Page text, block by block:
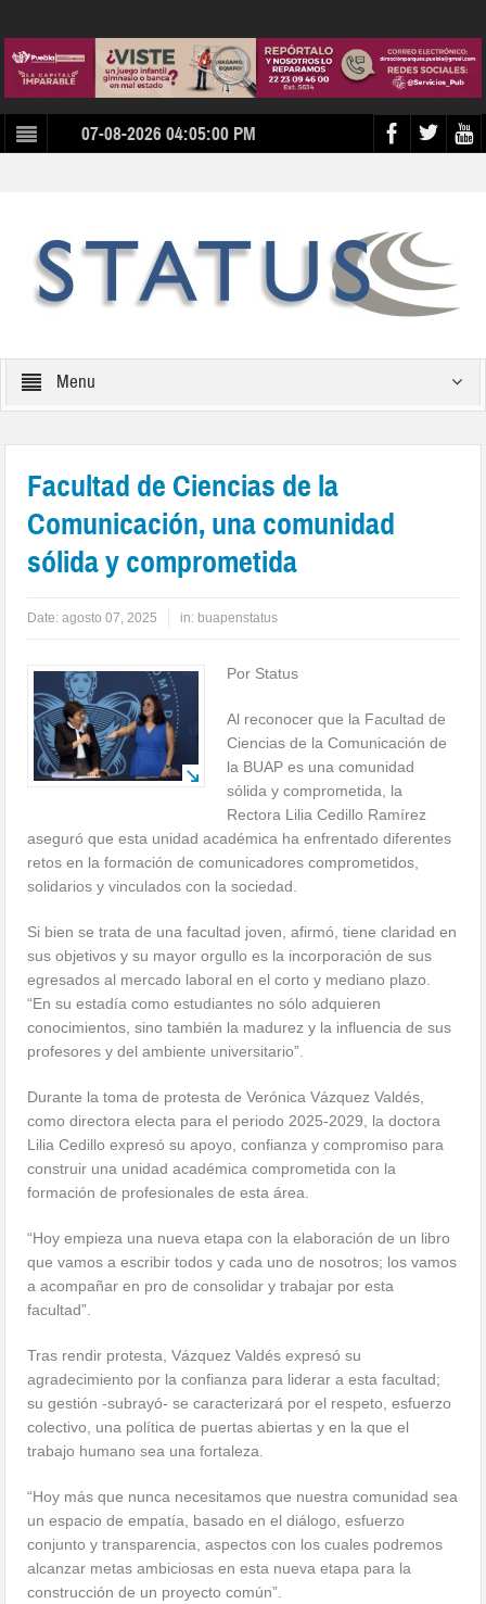
07-08-2026 04:05:00 PM
Menu
Facultad de Ciencias de la
Comunicación, una comunidad
sólida y comprometida
Date:agosto 07, 2025 in: buapenstatus
Por Status
Al reconocer que la Facultad de
Ciencias de la Comunicación de
la BUAP es una comunidad
sólida y comprometida, la
Rectora Lilia Cedillo Ramírez
aseguró que esta unidad académica ha enfrentado diferentes
retos en la formación de comunicadores comprometidos,
solidarios y vinculados con la sociedad.
Si bien se trata de una facultad joven, afirmó, tiene claridad en
sus objetivos y su mayor orgullo es la incorporación de sus
egresados al mercado laboral en el corto y mediano plazo.
“En su estadía como estudiantes no sólo adquieren
conocimientos, sino también la madurez y la influencia de sus
profesores y del ambiente universitario”.
Durante la toma de protesta de Verónica Vázquez Valdés,
como directora electa para el periodo 2025-2029, la doctora
Lilia Cedillo expresó su apoyo, confianza y compromiso para
construir una unidad académica comprometida con la
formación de profesionales de esta área.
“Hoy empieza una nueva etapa con la elaboración de un libro
que vamos a escribir todos y cada uno de nosotros; los vamos
a acompañar en pro de consolidar y trabajar por esta
facultad”.
Tras rendir protesta, Vázquez Valdés expresó su
agradecimiento por la confianza para liderar a esta facultad;
su gestión -subrayó- se caracterizará por el respeto, esfuerzo
colectivo, una política de puertas abiertas y en la que el
trabajo humano sea una fortaleza.
“Hoy más que nunca necesitamos que nuestra comunidad sea
un espacio de empatía, basado en el diálogo, esfuerzo
conjunto y transparencia, aspectos con los cuales podremos
alcanzar metas ambiciosas en esta nueva etapa para la
construcción de un proyecto común”.